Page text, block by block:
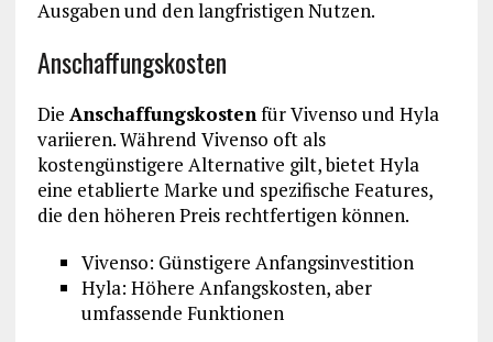
Ausgaben und den langfristigen Nutzen.
Anschaffungskosten
Die Anschaffungskostenfür Vivenso und Hyla
variieren. Während Vivenso oft als
kostengünstigere Alternative gilt, bietet Hyla
eine etablierte Marke und spezifische Features,
die den höheren Preis rechtfertigen können.
Vivenso: Günstigere Anfangsinvestition
Hyla: Höhere Anfangskosten, aber
umfassende Funktionen